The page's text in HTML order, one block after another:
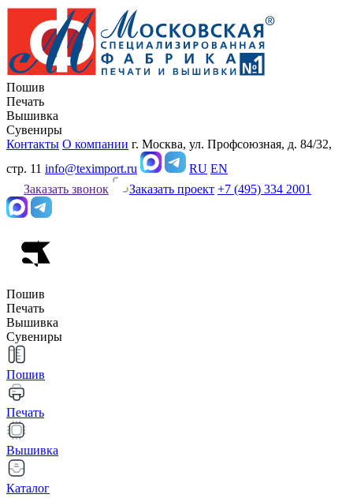
Пошив
Печать
Вышивка
Сувениры
Контакты О компании г. Москва, ул. Профсоюзная, д. 84/32,
стр. 11 info@teximport.ru RU EN
Заказать звонок
Заказать проект +7 (495) 334 2001
Пошив
Печать
Вышивка
Сувениры
Пошив
Печать
Вышивка
Каталог